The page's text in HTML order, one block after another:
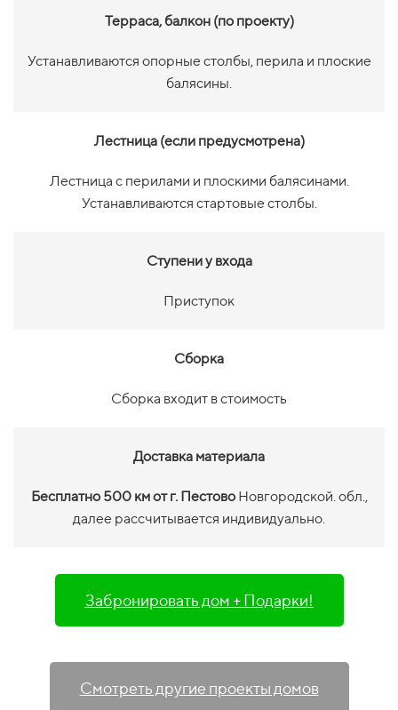
Терраса, балкон (по проекту)
Устанавливаются опорные столбы, перила и плоские
балясины.
Лестница (если предусмотрена)
Лестница с перилами и плоскими балясинами.
Устанавливаются стартовые столбы.
Ступени у входа
Приступок
Сборка
Сборка входит в стоимость
Доставка материала
Бесплатно 500 км от г. Пестово Новгородской. обл.,
далее рассчитывается индивидуально.
Забронировать дом + Подарки!
Смотреть другие проекты домов